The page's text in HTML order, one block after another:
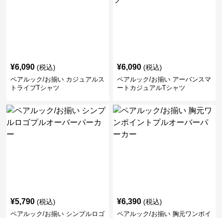
¥6,090 (税込)
ペアルック/お揃い カジュアルス
トライプTシャツ
¥6,090 (税込)
ペアルック/お揃い アーバンスマ
ートカジュアルTシャツ
¥5,790 (税込)
ペアルック/お揃い シンプルロゴ
¥6,390 (税込)
ペアルック/お揃い 胸元ワンポイ